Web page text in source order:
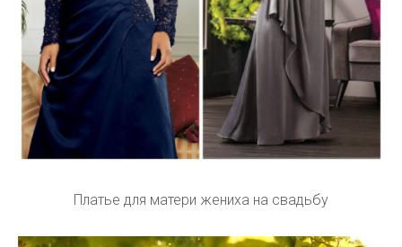
Платье для матери жениха на свадьбу